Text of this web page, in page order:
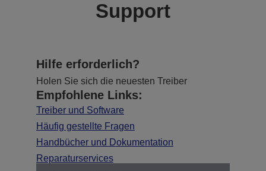
Support
Hilfe erforderlich?
Holen Sie sich die neuesten Treiber
Empfohlene Links:
Treiber und Software
Häufig gestellte Fragen
Handbücher und Dokumentation
Reparaturservices